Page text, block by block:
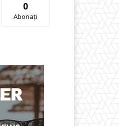
0
Abonați